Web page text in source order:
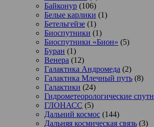
Байконур (106)
Белые карлики (1)
Бетельгейзе (1)
Биоспутники (1)
Биоспутники «Бион» (5)
Буран (1)
Венера (12)
Галактика Андромеда (2)
Галактика Млечный путь (8)
Галактики (24)
Гидрометеорологические
ГЛОНАСС (5)
Дальний космос (144)
Дальняя космическая связь (3)